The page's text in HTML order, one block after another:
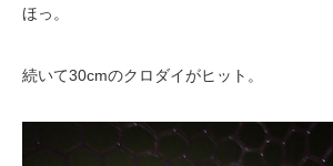
ほっ。
続いて30cmのクロダイがヒット。